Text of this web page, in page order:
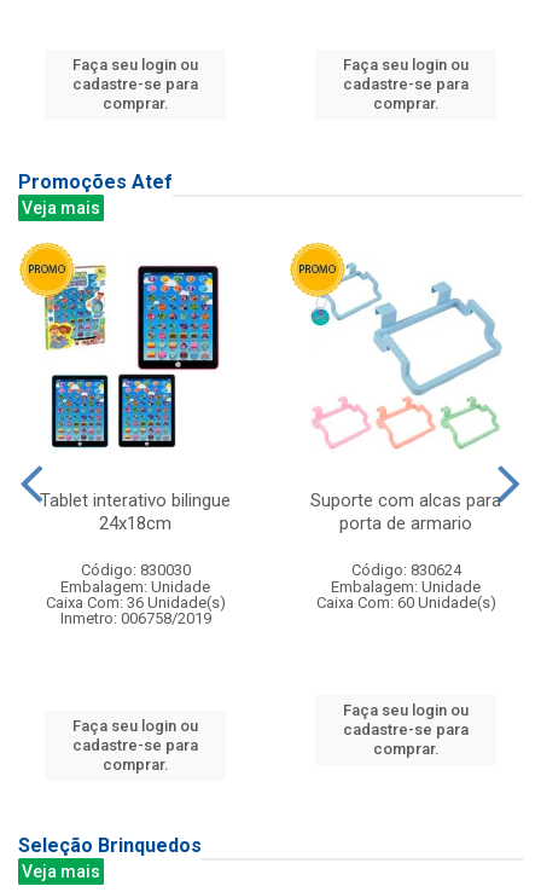
Faça seu login ou
cadastre-se para
comprar.
Faça seu login ou
cadastre-se para
comprar.
Promoções Atef
Veja mais
Tablet interativo bilingue
24x18cm
Código: 830030
Embalagem: Unidade
Caixa Com: 36 Unidade(s)
Inmetro: 006758/2019
Faça seu login ou
cadastre-se para
comprar.
Suporte com alcas para
porta de armario
Código: 830624
Embalagem: Unidade
Caixa Com: 60 Unidade(s)
Faça seu login ou
cadastre-se para
comprar.
Seleção Brinquedos
Veja mais